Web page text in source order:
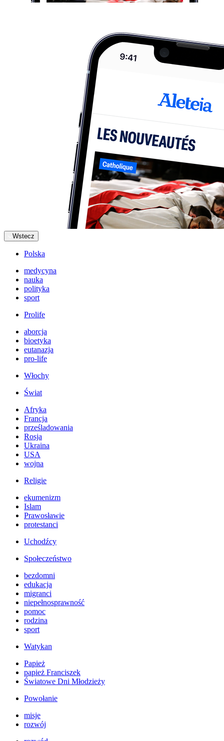
Wstecz
Polska
medycyna
nauka
polityka
sport
Prolife
aborcja
bioetyka
eutanazja
pro-life
Włochy
Świat
Afryka
Francja
prześladowania
Rosja
Ukraina
USA
wojna
Religie
ekumenizm
Islam
Prawosławie
protestanci
Uchodźcy
Społeczeństwo
bezdomni
edukacja
migranci
niepełnosprawność
pomoc
rodzina
sport
Watykan
Papież
papież Franciszek
Światowe Dni Młodzieży
Powołanie
misje
rozwój